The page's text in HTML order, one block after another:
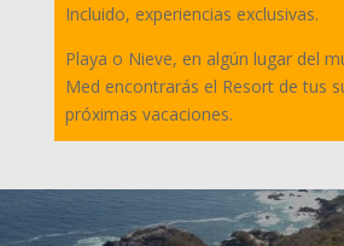
Incluido, experiencias exclusivas.
Playa o Nieve, en algún lugar del
Med encontrarás el Resort de tus
próximas vacaciones.